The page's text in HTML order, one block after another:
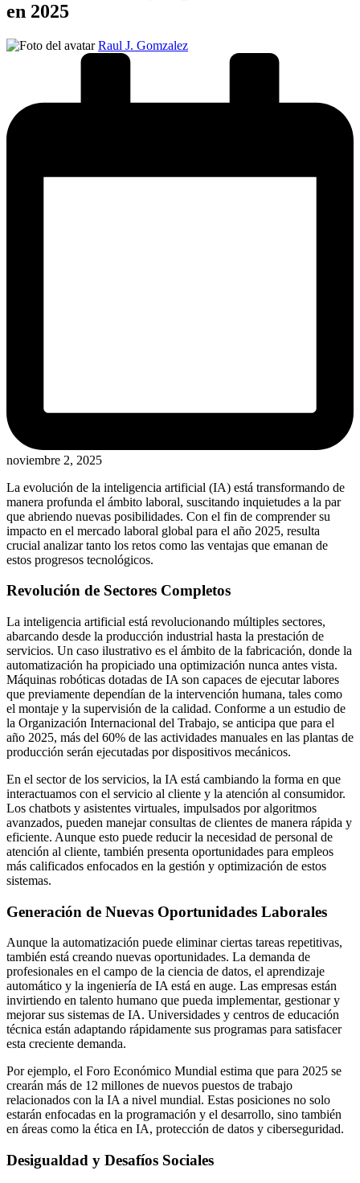
en 2025
Publicado
Raul J. Gomzalez
noviembre 2, 2025
La evolución de la inteligencia artificial (IA) está transformando de
manera profunda el ámbito laboral, suscitando inquietudes a la par
que abriendo nuevas posibilidades. Con el fin de comprender su
impacto en el mercado laboral global para el año 2025, resulta
crucial analizar tanto los retos como las ventajas que emanan de
estos progresos tecnológicos.
Revolución de Sectores Completos
La inteligencia artificial está revolucionando múltiples sectores,
abarcando desde la producción industrial hasta la prestación de
servicios. Un caso ilustrativo es el ámbito de la fabricación, donde la
automatización ha propiciado una optimización nunca antes vista.
Máquinas robóticas dotadas de IA son capaces de ejecutar labores
que previamente dependían de la intervención humana, tales como
el montaje y la supervisión de la calidad. Conforme a un estudio de
la Organización Internacional del Trabajo, se anticipa que para el
año 2025, más del 60% de las actividades manuales en las plantas de
producción serán ejecutadas por dispositivos mecánicos.
En el sector de los servicios, la IA está cambiando la forma en que
interactuamos con el servicio al cliente y la atención al consumidor.
Los chatbots y asistentes virtuales, impulsados por algoritmos
avanzados, pueden manejar consultas de clientes de manera rápida y
eficiente. Aunque esto puede reducir la necesidad de personal de
atención al cliente, también presenta oportunidades para empleos
más calificados enfocados en la gestión y optimización de estos
sistemas.
Generación de Nuevas Oportunidades Laborales
Aunque la automatización puede eliminar ciertas tareas repetitivas,
también está creando nuevas oportunidades. La demanda de
profesionales en el campo de la ciencia de datos, el aprendizaje
automático y la ingeniería de IA está en auge. Las empresas están
invirtiendo en talento humano que pueda implementar, gestionar y
mejorar sus sistemas de IA. Universidades y centros de educación
técnica están adaptando rápidamente sus programas para satisfacer
esta creciente demanda.
Por ejemplo, el Foro Económico Mundial estima que para 2025 se
crearán más de 12 millones de nuevos puestos de trabajo
relacionados con la IA a nivel mundial. Estas posiciones no solo
estarán enfocadas en la programación y el desarrollo, sino también
en áreas como la ética en IA, protección de datos y ciberseguridad.
Desigualdad y Desafíos Sociales